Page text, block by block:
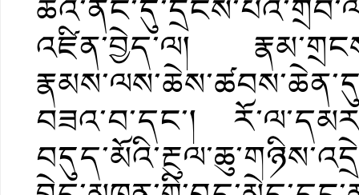
འཛིན་བྱེད་ལ།
བཟའ་བ་དང་།